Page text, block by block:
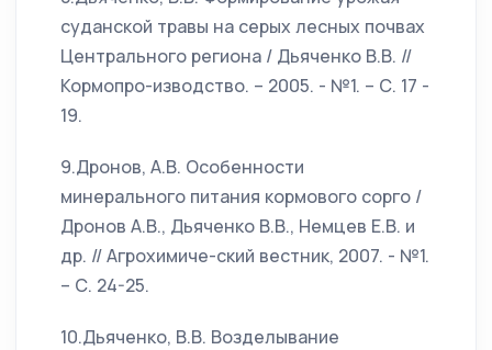
суданской травы на серых лесных почвах
Центрального региона / Дьяченко В.В. //
Кормопро-изводство. – 2005. - №1. – С. 17 -
19.
9.Дронов, А.В. Особенности
минерального питания кормового сорго /
Дронов А.В., Дьяченко В.В., Немцев Е.В. и
др. // Агрохимиче-ский вестник, 2007. - №1.
– С. 24-25.
10.Дьяченко, В.В. Возделывание